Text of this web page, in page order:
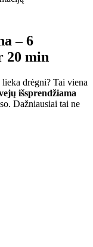
– 6
20 min
drėgni? Tai viena
išsprendžiama
Dažniausiai tai ne